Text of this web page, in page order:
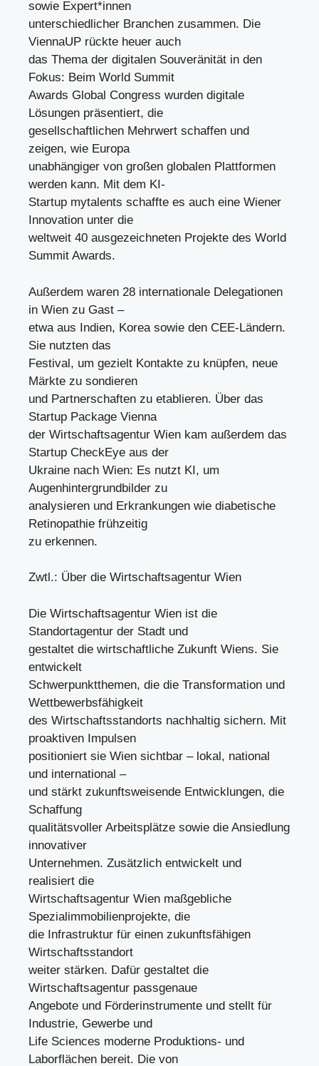
sowie Expert*innen
unterschiedlicher Branchen zusammen. Die
ViennaUP rückte heuer auch
das Thema der digitalen Souveränität in den
Fokus: Beim World Summit
Awards Global Congress wurden digitale
Lösungen präsentiert, die
gesellschaftlichen Mehrwert schaffen und
zeigen, wie Europa
unabhängiger von großen globalen Plattformen
werden kann. Mit dem KI-
Startup mytalents schaffte es auch eine Wiener
Innovation unter die
weltweit 40 ausgezeichneten Projekte des World
Summit Awards.
Außerdem waren 28 internationale Delegationen
in Wien zu Gast –
etwa aus Indien, Korea sowie den CEE-Ländern.
Sie nutzten das
Festival, um gezielt Kontakte zu knüpfen, neue
Märkte zu sondieren
und Partnerschaften zu etablieren. Über das
Startup Package Vienna
der Wirtschaftsagentur Wien kam außerdem das
Startup CheckEye aus der
Ukraine nach Wien: Es nutzt KI, um
Augenhintergrundbilder zu
analysieren und Erkrankungen wie diabetische
Retinopathie frühzeitig
zu erkennen.
Zwtl.: Über die Wirtschaftsagentur Wien
Die Wirtschaftsagentur Wien ist die
Standortagentur der Stadt und
gestaltet die wirtschaftliche Zukunft Wiens. Sie
entwickelt
Schwerpunktthemen, die die Transformation und
Wettbewerbsfähigkeit
des Wirtschaftsstandorts nachhaltig sichern. Mit
proaktiven Impulsen
positioniert sie Wien sichtbar – lokal, national
und international –
und stärkt zukunftsweisende Entwicklungen, die
Schaffung
qualitätsvoller Arbeitsplätze sowie die Ansiedlung
innovativer
Unternehmen. Zusätzlich entwickelt und
realisiert die
Wirtschaftsagentur Wien maßgebliche
Spezialimmobilienprojekte, die
die Infrastruktur für einen zukunftsfähigen
Wirtschaftsstandort
weiter stärken. Dafür gestaltet die
Wirtschaftsagentur passgenaue
Angebote und Förderinstrumente und stellt für
Industrie, Gewerbe und
Life Sciences moderne Produktions- und
Laborflächen bereit. Die von